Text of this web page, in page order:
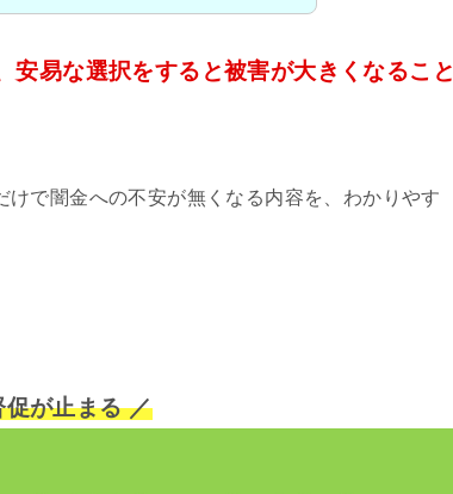
安易な選択をすると被害が大きくなること
で闇金への不安が無くなる内容を、わかりやす
が止まる ／